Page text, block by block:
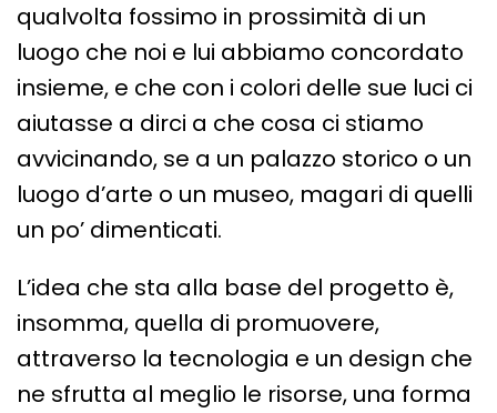
qualvolta fossimo in prossimità di un
luogo che noi e lui abbiamo concordato
insieme, e che con i colori delle sue luci ci
aiutasse a dirci a che cosa ci stiamo
avvicinando, se a un palazzo storico o un
luogo d’arte o un museo, magari di quelli
un po’ dimenticati.
L’idea che sta alla base del progetto è,
insomma, quella di promuovere,
attraverso la tecnologia e un design che
ne sfrutta al meglio le risorse, una forma